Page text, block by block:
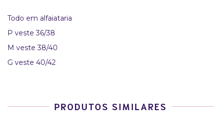
Todo em alfaiataria
P veste 36/38
M veste 38/40
G veste 40/42
PRODUTOS SIMILARES